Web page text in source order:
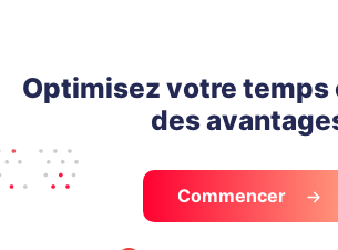
Optimisez votre
des
Commencer